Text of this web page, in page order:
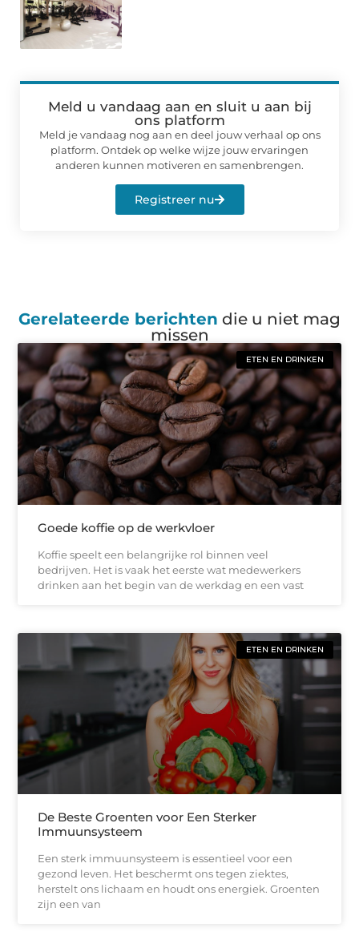
Meld u vandaag aan en sluit u aan bij
ons platform
Meld je vandaag nog aan en deel jouw verhaal op ons
platform. Ontdek op welke wijze jouw ervaringen
anderen kunnen motiveren en samenbrengen.
Registreer nu
Gerelateerde berichten die u niet mag
missen
ETEN EN DRINKEN
Goede koffie op de werkvloer
Koffie speelt een belangrijke rol binnen veel
bedrijven. Het is vaak het eerste wat medewerkers
drinken aan het begin van de werkdag en een vast
ETEN EN DRINKEN
De Beste Groenten voor Een Sterker
Immuunsysteem
Een sterk immuunsysteem is essentieel voor een
gezond leven. Het beschermt ons tegen ziektes,
herstelt ons lichaam en houdt ons energiek. Groenten
zijn een van